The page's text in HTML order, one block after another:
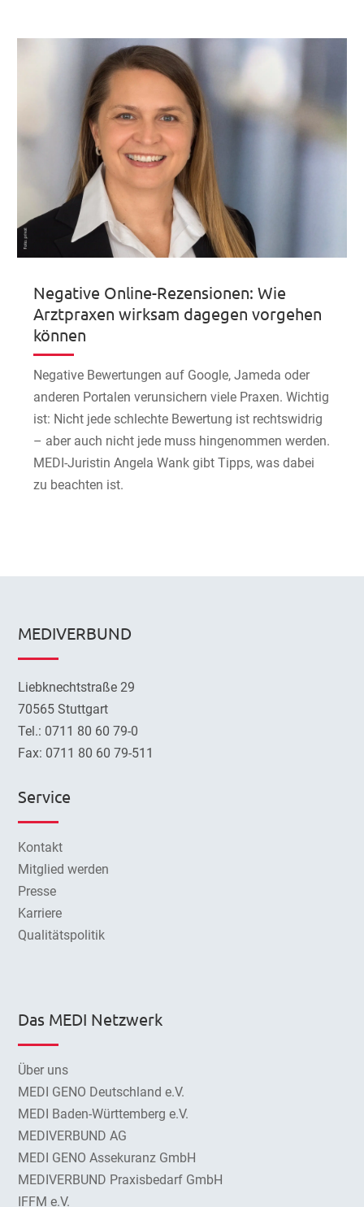
Negative Online-Rezensionen: Wie
Arztpraxen wirksam dagegen vorgehen
können
Negative Bewertungen auf Google, Jameda oder
anderen Portalen verunsichern viele Praxen. Wichtig
ist: Nicht jede schlechte Bewertung ist rechtswidrig
– aber auch nicht jede muss hingenommen werden.
MEDI-Juristin Angela Wank gibt Tipps, was dabei
zu beachten ist.
MEDIVERBUND
Liebknechtstraße 29
70565 Stuttgart
Tel.: 0711 80 60 79-0
Fax: 0711 80 60 79-511
Service
Kontakt
Mitglied werden
Presse
Karriere
Qualitätspolitik
Das MEDI Netzwerk
Über uns
MEDI GENO Deutschland e.V.
MEDI Baden-Württemberg e.V.
MEDIVERBUND AG
MEDI GENO Assekuranz GmbH
MEDIVERBUND Praxisbedarf GmbH
IFFM e.V.